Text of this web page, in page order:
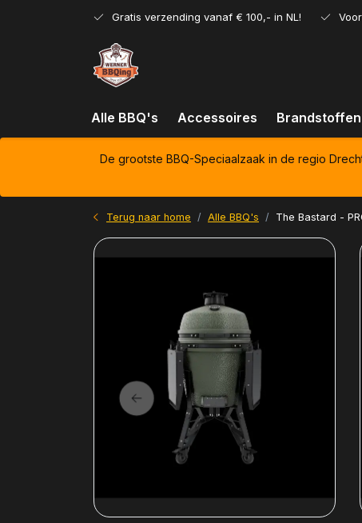
Gratis verzending vanaf € 100,- in NL!
Alle BBQ's Accessoires Brandstoffen
De grootste BBQ-Speciaalzaak in de regio
Terug naar home Alle BBQ's The Bastard -